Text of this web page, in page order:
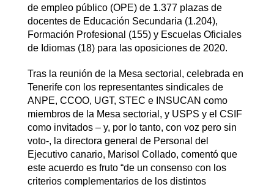
de empleo público (OPE) de 1.377 plazas de
docentes de Educación Secundaria (1.204),
Formación Profesional (155) y Escuelas Oficiales
de Idiomas (18) para las oposiciones de 2020.
Tras la reunión de la Mesa sectorial, celebrada en
Tenerife con los representantes sindicales de
ANPE, CCOO, UGT, STEC e INSUCAN como
miembros de la Mesa sectorial, y USPS y el CSIF
como invitados – y, por lo tanto, con voz pero sin
voto-, la directora general de Personal del
Ejecutivo canario, Marisol Collado, comentó que
este acuerdo es fruto “de un consenso con los
criterios complementarios de los distintos